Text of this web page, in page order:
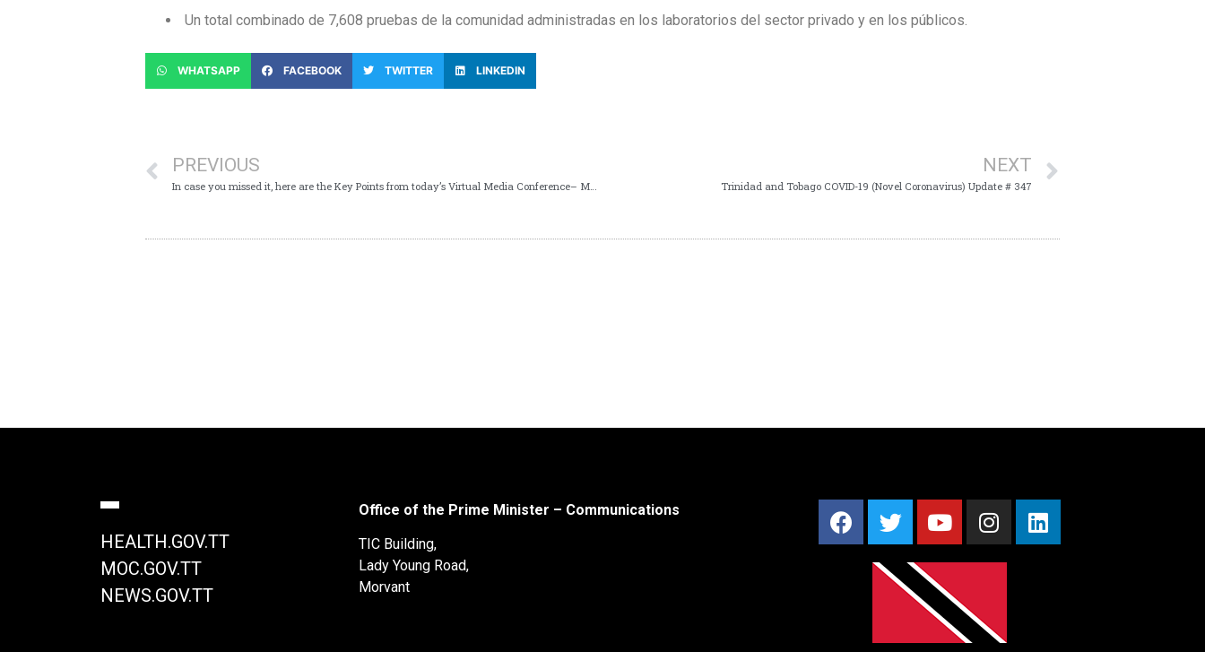
Un total combinado de 7,608 pruebas de la comunidad administradas en los laboratorios del sector privado y en los públicos.
WHATSAPP FACEBOOK TWITTER LINKEDIN
PREVIOUS
In case you missed it, here are the Key Points from today’s Virtual Media Conference– Monday July 20th, 2020
NEXT
Trinidad and Tobago COVID-19 (Novel Coronavirus) Update # 347
HEALTH.GOV.TT
MOC.GOV.TT
NEWS.GOV.TT
Office of the Prime Minister – Communications
TIC Building,
Lady Young Road,
Morvant